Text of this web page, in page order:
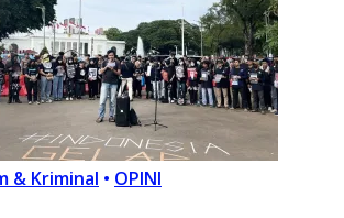
& Kriminal • OPINI